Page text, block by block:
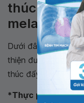
thúc đẩy
melanin
Dưới đây là những
thiện được sức
thúc đẩy sự phát
*Thực phẩm giàu